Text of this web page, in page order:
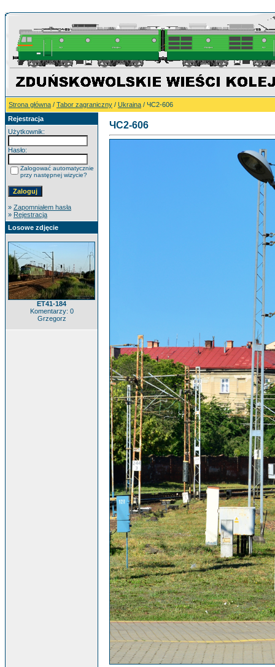
Strona główna / Tabor zagraniczny / Ukraina / ЧC2-606
Rejestracja
Użytkownik:
Hasło:
Zalogować automatycznie
przy następnej wizycie?
» Zapomniałem hasła
» Rejestracja
Losowe zdjęcie
ET41-184
Komentarzy: 0
Grzegorz
ЧC2-606